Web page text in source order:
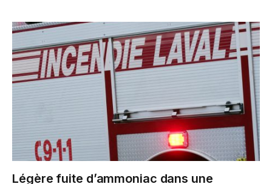
Légère fuite d’ammoniac dans une